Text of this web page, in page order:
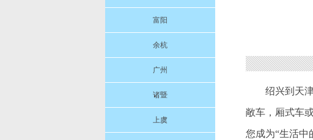
富阳
余杭
广州
诸暨
上虞
绍兴到天
敞车，厢式车
您成为“生活中